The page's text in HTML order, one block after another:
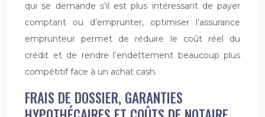
qui se demande s’il est plus intéressant de payer
comptant ou d’emprunter, optimiser l’assurance
emprunteur permet de réduire le coût réel du
crédit et de rendre l’endettement beaucoup plus
compétitif face à un achat cash.
FRAIS DE DOSSIER, GARANTIES